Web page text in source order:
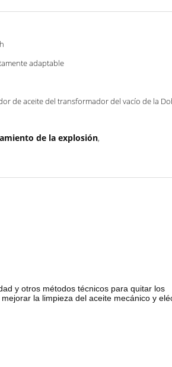
adaptable
de aceite del transformador del vacío de la
de la explosión,
y otros métodos técnicos para quitar los
la limpieza del aceite mecánico y